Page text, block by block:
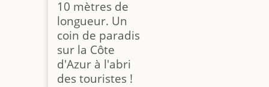
10 mètres de
longueur. Un
coin de paradis
sur la Côte
d'Azur à l'abri
des touristes !